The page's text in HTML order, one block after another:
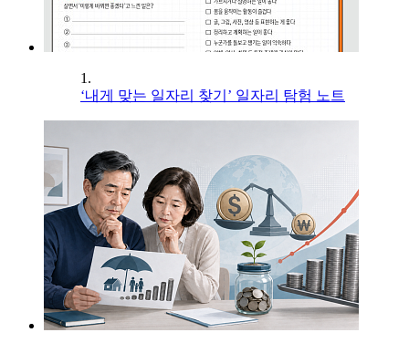
1.
‘내게 맞는 일자리 찾기’ 일자리 탐험 노트